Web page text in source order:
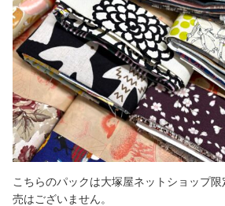
こちらのパックは大塚屋ネットショップ
売はございません。